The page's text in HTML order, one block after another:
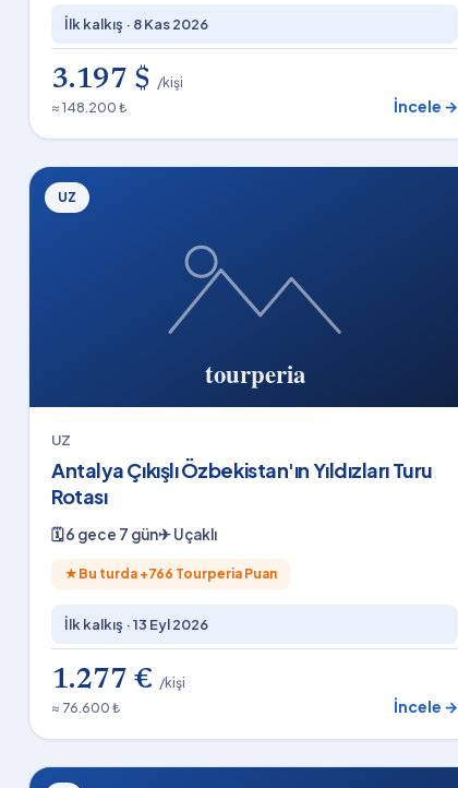
İlk kalkış · 8 Kas 2026
3.197 $ /kişi
≈ 148.200 ₺
İncele →
UZ
UZ
Antalya Çıkışlı Özbekistan'ın Yıldızları Turu
Rotası
🗓6 gece 7 gün✈Uçaklı
★ Bu turda +766 Tourperia Puan
İlk kalkış ·13 Eyl 2026
1.277 € /kişi
≈ 76.600 ₺
İncele →